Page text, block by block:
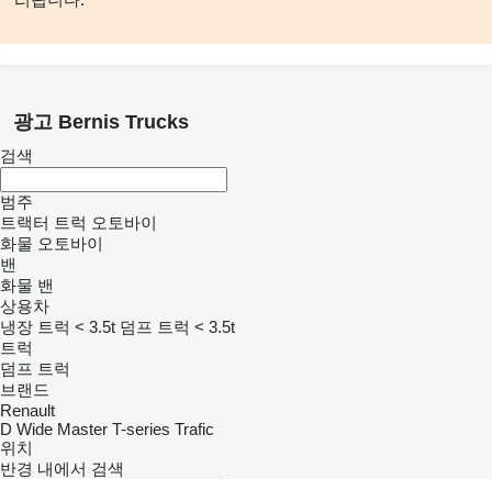
광고 Bernis Trucks
검색
범주
트랙터 트럭 오토바이
화물 오토바이
밴
화물 밴
상용차
냉장 트럭 < 3.5t 덤프 트럭 < 3.5t
트럭
덤프 트럭
브랜드
Renault
D Wide Master T-series Trafic
위치
반경 내에서 검색